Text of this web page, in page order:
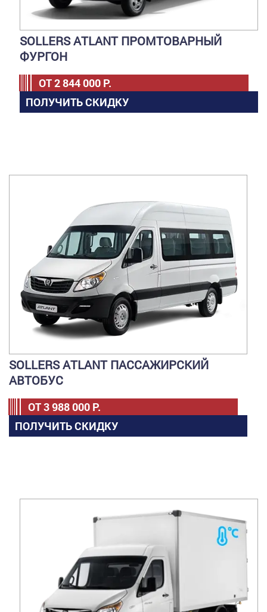
SOLLERS ATLANT ПРОМТОВАРНЫЙ
ФУРГОН
ОТ2 844 000 Р.
ПОЛУЧИТЬ СКИДКУ
SOLLERS ATLANT ПАССАЖИРСКИЙ
АВТОБУС
ОТ3 988 000 Р.
ПОЛУЧИТЬ СКИДКУ